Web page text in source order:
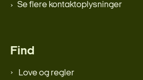
Se flere kontaktoplysninger
Find
Love og regler